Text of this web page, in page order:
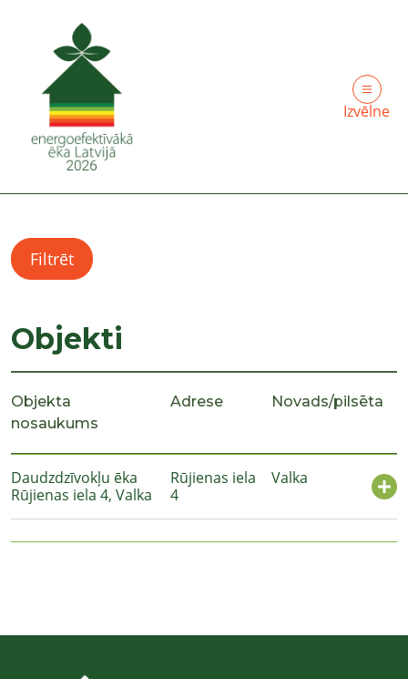
Izvēlne
Filtrēt
Objekti
Objekta
nosaukums
Adrese Novads/pilsēta
Daudzdzīvokļu ēka
Rūjienas iela 4, Valka
Rūjienas iela
4
Valka